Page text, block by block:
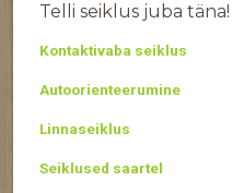
Telli seiklus juba täna!
Kontaktivaba seiklus
Autoorienteerumine
Linnaseiklus
Seiklused saartel